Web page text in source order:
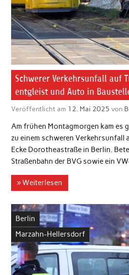
Schwerer Verkehrsunfall auf
entgleist und Auto in
Veröffentlicht am 12. Mai 2025 von
Am frühen Montagmorgen kam es
zu einem schweren Verkehrsunfall
Ecke Dorotheastraße in Berlin.
Straßenbahn der BVG sowie ein
» Weiterlesen
Berlin
Marzahn-Hellersdorf